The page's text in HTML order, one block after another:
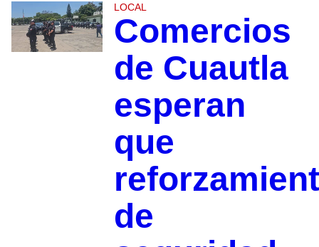
LOCAL
Comercios
de Cuautla
esperan
que
de